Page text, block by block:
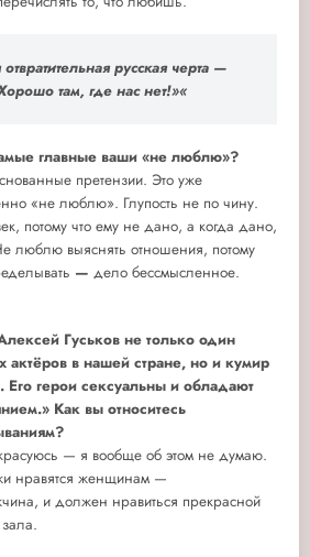
русская черта —
там, где нас нет!»«
главные ваши «не люблю»?
претензии. Это уже
«не люблю». Глупость не по чину.
потому что ему не дано, а когда дано,
люблю выяснять отношения, потому
— дело бессмысленное.
Гуськов не только один
актёров в нашей стране, но и кумир
герои сексуальны и обладают
Как вы относитесь
— я вообще об этом не думаю.
нравятся женщинам —
и должен нравиться прекрасной